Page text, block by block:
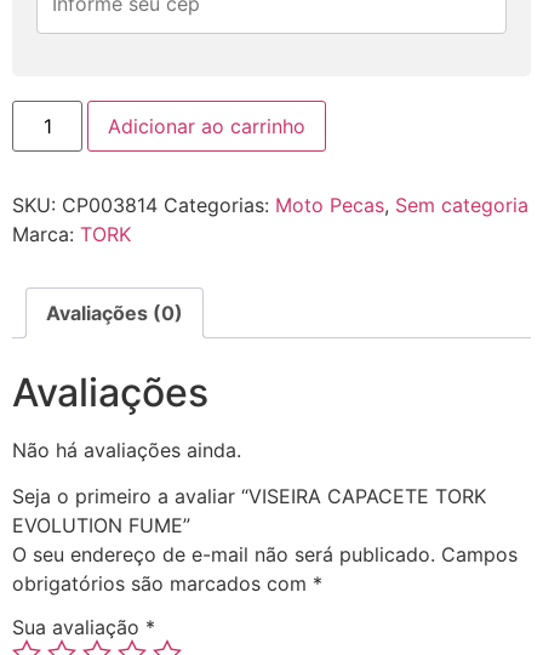
Adicionar ao carrinho
SKU: CP003814 Categorias: Moto Pecas, Sem categoria
Marca: TORK
Avaliações (0)
Avaliações
Não há avaliações ainda.
Seja o primeiro a avaliar “VISEIRA CAPACETE TORK
EVOLUTION FUME”
O seu endereço de e-mail não será publicado. Campos
obrigatórios são marcados com *
Sua avaliação *